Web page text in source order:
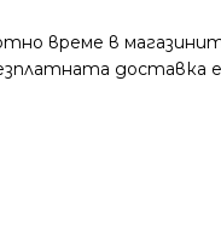
време в
доставка е